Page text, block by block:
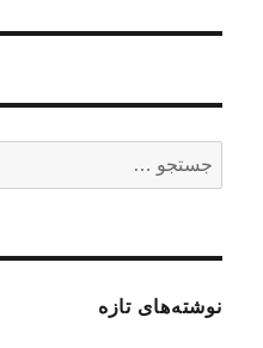
برای:
نوشته‌های تازه